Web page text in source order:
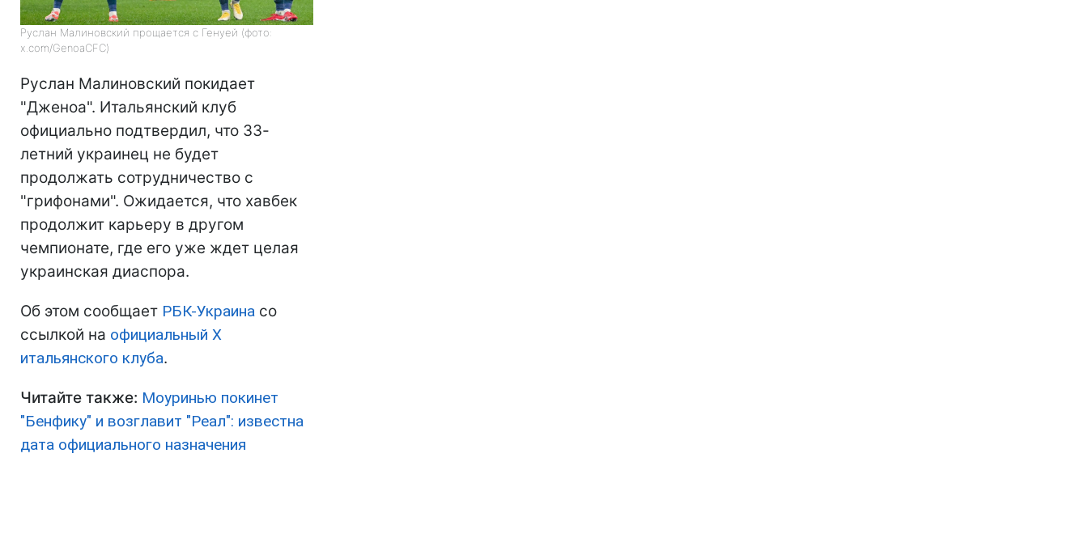
Руслан Малиновский прощается с Генуей (фото:
x.com/GenoaCFC)
Руслан Малиновский покидает
"Дженоа". Итальянский клуб
официально подтвердил, что 33-
летний украинец не будет
продолжать сотрудничество с
"грифонами". Ожидается, что хавбек
продолжит карьеру в другом
чемпионате, где его уже ждет целая
украинская диаспора.
Об этом сообщает РБК-Украина со
ссылкой на официальный Х
итальянского клуба.
Читайте также: Моуринью покинет
"Бенфику" и возглавит "Реал": известна
дата официального назначения